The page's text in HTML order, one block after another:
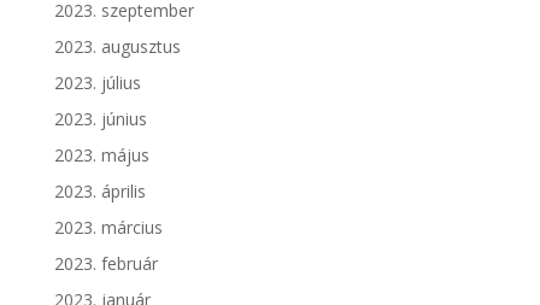
2023. szeptember
2023. augusztus
2023. július
2023. június
2023. május
2023. április
2023. március
2023. február
2023. január